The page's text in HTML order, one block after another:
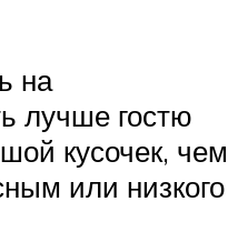
на
лучше гостю
кусочек, чем
или низкого